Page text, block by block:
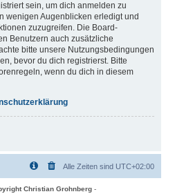
sein, um dich anmelden zu
wenigen Augenblicken erledigt und
zuzugreifen. Die Board-
Benutzern auch zusätzliche
bitte unsere Nutzungsbedingungen
bevor du dich registrierst. Bitte
wenn du dich in diesem
Alle Zeiten sind UTC+02:00
Christian Grohnberg-